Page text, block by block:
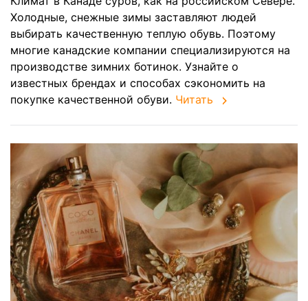
Холодные, снежные зимы заставляют людей
выбирать качественную теплую обувь. Поэтому
многие канадские компании специализируются на
производстве зимних ботинок. Узнайте о
известных брендах и способах сэкономить на
покупке качественной обуви. Читать